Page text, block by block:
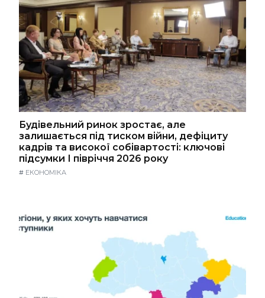
Будівельний ринок зростає, але
залишається під тиском війни, дефіциту
кадрів та високої собівартості: ключові
підсумки І півріччя 2026 року
# ЕКОНОМІКА